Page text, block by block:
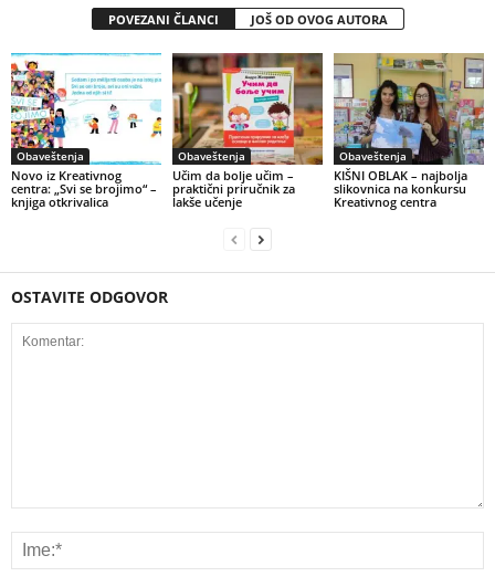
POVEZANI ČLANCI JOŠ OD OVOG AUTORA
Obaveštenja
Novo iz Kreativnog
centra: „Svi se brojimo“ –
knjiga otkrivalica
Obaveštenja
Učim da bolje učim –
praktični priručnik za
lakše učenje
Obaveštenja
KIŠNI OBLAK – najbolja
slikovnica na konkursu
Kreativnog centra
OSTAVITE ODGOVOR